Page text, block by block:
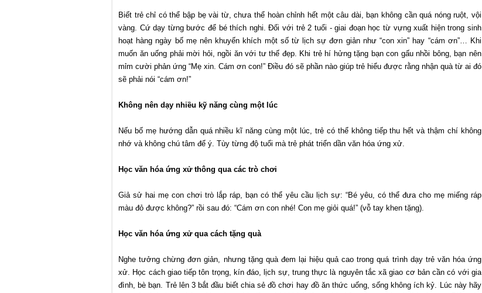
Biết trẻ chỉ có thể bập bẹ vài từ, chưa thể hoàn chỉnh hết một câu dài, bạn không cần quá nóng ruột, vội
vàng. Cứ dạy từng bước để bé thích nghi. Đối với trẻ 2 tuổi - giai đoạn học từ vựng xuất hiện trong sinh
hoạt hàng ngày bố mẹ nên khuyến khích một số từ lịch sự đơn giản như “con xin” hay “cám ơn”… Khi
muốn ăn uống phải mời hỏi, ngồi ăn với tư thế đẹp. Khi trẻ hí hửng tặng bạn con gấu nhồi bông, bạn nên
mỉm cười phản ứng “Mẹ xin. Cám ơn con!” Điều đó sẽ phần nào giúp trẻ hiểu được rằng nhận quà từ ai đó
sẽ phải nói “cám ơn!”
Không nên dạy nhiều kỹ năng cùng một lúc
Nếu bố mẹ hướng dẫn quá nhiều kĩ năng cùng một lúc, trẻ có thể không tiếp thu hết và thậm chí không
nhớ và không chú tâm để ý. Tùy từng độ tuổi mà trẻ phát triển dần văn hóa ứng xử.
Học văn hóa ứng xử thông qua các trò chơi
Giả sử hai mẹ con chơi trò lắp ráp, bạn có thể yêu cầu lịch sự: “Bé yêu, có thể đưa cho mẹ miếng ráp
màu đỏ được không?” rồi sau đó: “Cám ơn con nhé! Con mẹ giỏi quá!” (vỗ tay khen tặng).
Học văn hóa ứng xử qua cách tặng quà
Nghe tưởng chừng đơn giản, nhưng tặng quà đem lại hiệu quả cao trong quá trình dạy trẻ văn hóa ứng
xử. Học cách giao tiếp tôn trọng, kín đáo, lịch sự, trung thực là nguyên tắc xã giao cơ bản cần có với gia
đình, bè bạn. Trẻ lên 3 bắt đầu biết chia sẻ đồ chơi hay đồ ăn thức uống, sống không ích kỷ. Lúc này hãy